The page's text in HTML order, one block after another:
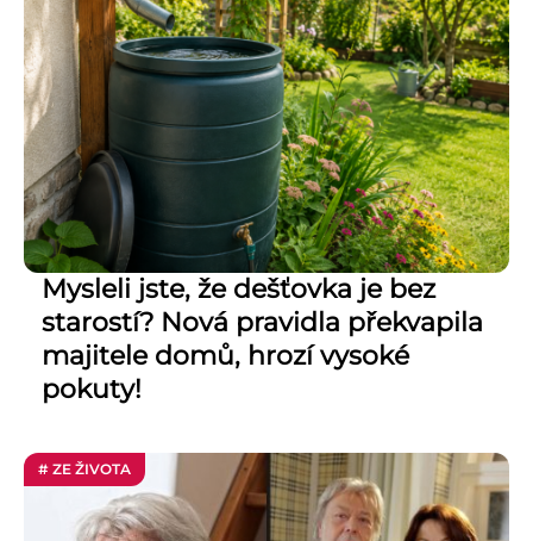
Mysleli jste, že dešťovka je bez
starostí? Nová pravidla překvapila
majitele domů, hrozí vysoké
pokuty!
# ZE ŽIVOTA